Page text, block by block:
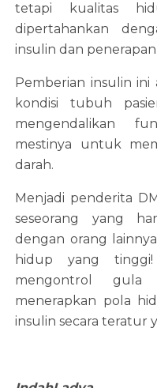
tetapi kualitas
dipertahankan
insulin dan
Pemberian insulin ini
kondisi tubuh
mengendalikan
mestinya untuk
darah.
Menjadi penderita
seseorang yang
dengan orang
hidup yang
mengontrol gula
menerapkan pola
insulin secara teratur